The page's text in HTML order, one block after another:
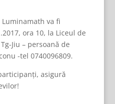
va fi
ora 10, la Liceul de
Jiu – persoană de
-tel 0740096809.
asigură